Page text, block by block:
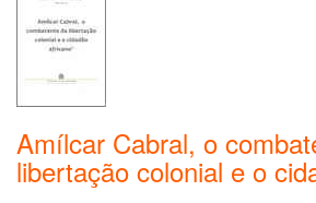
Amílcar Cabral, o
libertação colonial e o